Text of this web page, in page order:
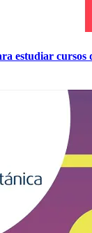
estudiar cursos